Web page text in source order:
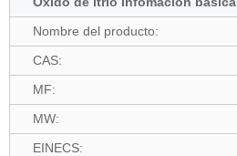
Nombre del producto:
CAS:
MF:
MW:
EINECS: